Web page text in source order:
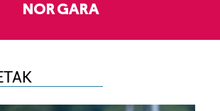
NOR GARA